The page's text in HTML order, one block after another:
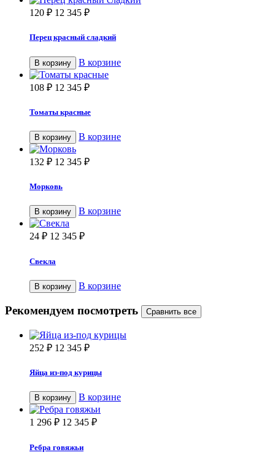
120 ₽ 12 345 ₽
Перец красный сладкий
В корзину В корзине
108 ₽ 12 345 ₽
Томаты красные
В корзину В корзине
132 ₽ 12 345 ₽
Морковь
В корзину В корзине
24 ₽ 12 345 ₽
Свекла
В корзину В корзине
Рекомендуем посмотреть
252 ₽ 12 345 ₽
Яйца из-под курицы
В корзину В корзине
1 296 ₽ 12 345 ₽
Ребра говяжьи